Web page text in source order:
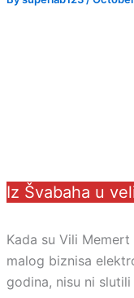
Iz Švabaha u
Kada su Vili
malog biznisa
godina, nisu ni